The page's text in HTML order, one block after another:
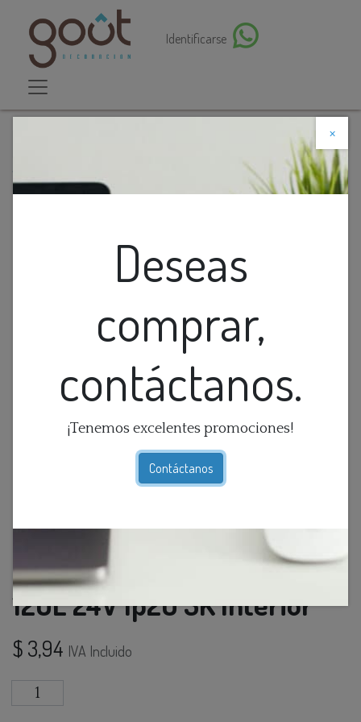
Identificarse
×
Deseas
comprar,
contáctanos.
¡Tenemos excelentes promociones!
Contáctanos
Descuento web
Cinta Led Efecto Chasing 120L 24V Ip20 3K Interior
Cinta Led Efecto Chasing
120L 24V Ip20 3K Interior
$ 3,94 IVA Incluido